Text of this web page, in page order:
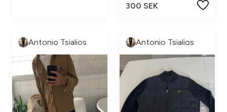
300 SEK
Antonio Tsialios Antonio Tsialios